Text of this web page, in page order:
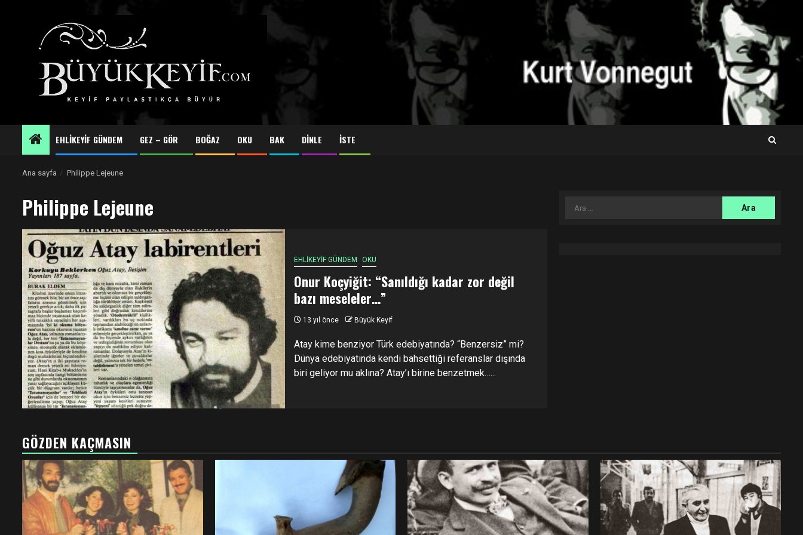
EHLİKEYİF GÜNDEM GEZ – GÖR BOĞAZ OKU BAK DİNLE İSTE
Ana sayfa Philippe Lejeune
Philippe Lejeune
EHLİKEYİF GÜNDEM OKU
Onur Koçyiğit: “Sanıldığı kadar zor değil
bazı meseleler…”
13 yıl önce Büyük Keyif
Atay kime benziyor Türk edebiyatında? “Benzersiz” mi?
Dünya edebiyatında kendi bahsettiği referanslar dışında
biri geliyor mu aklına? Atay’ı birine benzetmek…...
Arama:
GÖZDEN KAÇMASIN